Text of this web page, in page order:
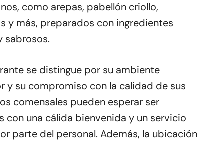
como arepas, pabellón criollo,
y más, preparados con ingredientes
sabrosos.
se distingue por su ambiente
y su compromiso con la calidad de sus
comensales pueden esperar ser
con una cálida bienvenida y un servicio
parte del personal. Además, la ubicación